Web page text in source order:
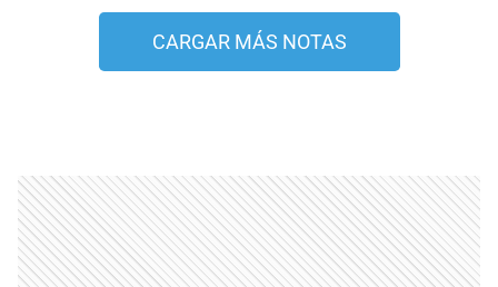
CARGAR MÁS NOTAS